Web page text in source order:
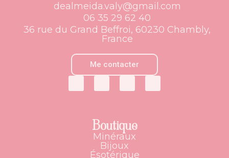
dealmeida.valy@gmail.com
06 35 29 62 40
36 rue du Grand Beffroi, 60230 Chambly,
France
Me contacter
Boutique
Minéraux
Bijoux
Ésotérique